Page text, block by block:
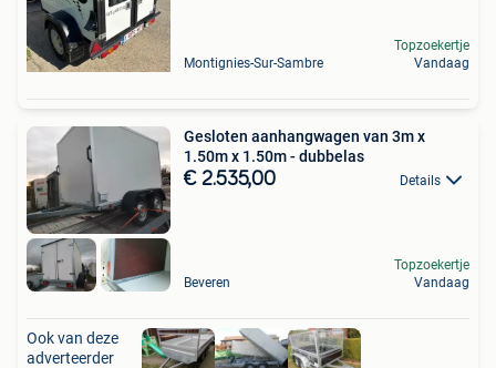
Montignies-Sur-Sambre
Topzoekertje
Vandaag
Gesloten aanhangwagen van 3m x
1.50m x 1.50m - dubbelas
€ 2.535,00 Details
Beveren
Topzoekertje
Vandaag
Ook van deze
adverteerder